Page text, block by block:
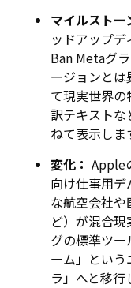
マイルストー
ッドアップ
Ban Metaグ
ージョンとは
て現実世界
訳テキスト
ねて表示しま
変化： Apple
向け仕事用
な航空会社
ど）が混合
グの標準ツ
ーム」とい
ラ」へと移行